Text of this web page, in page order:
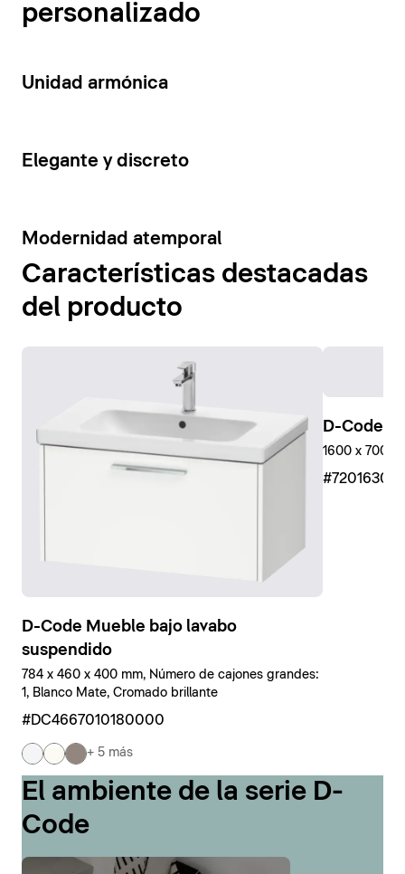
personalizado
14
Unidad armónica
15
Elegante y discreto
10
Modernidad atemporal
Características destacadas
del producto
D-Code Mueble bajo lavabo
suspendido
784 x 460 x 400 mm, Número de cajones grandes:
1, Blanco Mate, Cromado brillante
#DC4667010180000
+ 5 más
D-Code
1600 x 700
El ambiente de la serie D-
Code